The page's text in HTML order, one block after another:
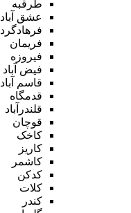
طرقبه
عشق آباد
فرهادگرد
فریمان
فیروزه
فیض آباد
قاسم آباد
قدمگاه
قلندرآباد
قوچان
کاخک
کاریز
کاشمر
کدکن
کلات
کندر